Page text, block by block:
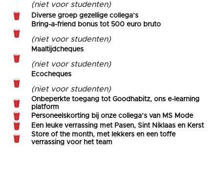
(niet voor studenten)
Diverse groep gezellige collega’s
Bring-a-friend bonus tot 500 euro bruto
(niet voor studenten)
Maaltijdcheques
(niet voor studenten)
Ecocheques
(niet voor studenten)
Onbeperkte toegang tot Goodhabitz, ons e-learning
platform
Personeelskorting bij onze collega’s van MS Mode
Een leuke verrassing met Pasen, Sint Niklaas en Kerst
Store of the month, met lekkers en een toffe
verrassing voor het team